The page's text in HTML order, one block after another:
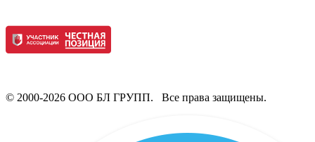
© 2000-2026 ООО БЛ ГРУПП. Все права защищены.